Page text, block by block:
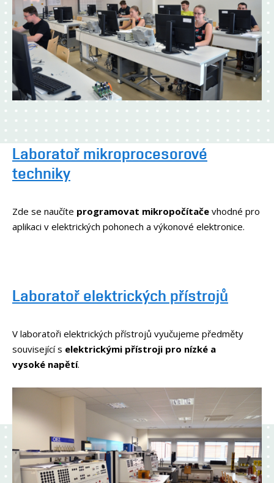
Laboratoř mikroprocesorové
techniky
Zde se naučíte programovat mikropočítače vhodné pro
aplikaci v elektrických pohonech a výkonové elektronice.
Laboratoř elektrických přístrojů
V laboratoři elektrických přístrojů vyučujeme předměty
související s elektrickými přístroji pro nízké a
vysoké napětí.